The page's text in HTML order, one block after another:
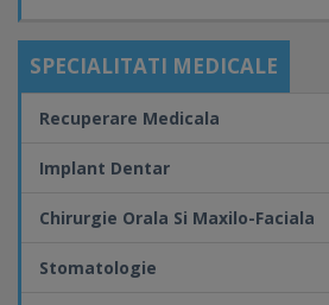
SPECIALITATI MEDICALE
Recuperare Medicala
Implant Dentar
Chirurgie Orala Si Maxilo-Faciala
Stomatologie